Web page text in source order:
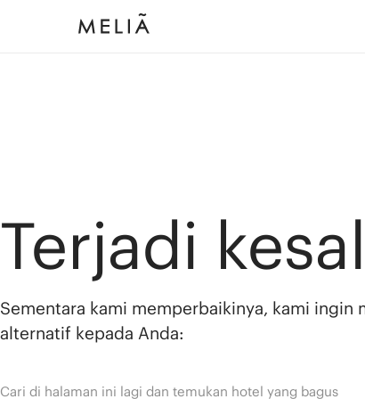
Terjadi
Sementara kami memperbaikinya, kami ingin
alternatif kepada Anda:
Cari di halaman ini lagi dan temukan hotel yang bagus